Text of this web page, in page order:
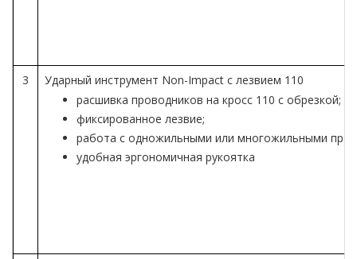
3
Ударный инструмент Non-Impact с лезвием 110
расшивка проводников на кросс 110 с обрезкой;
фиксированное лезвие;
работа с одножильными или многожильными
удобная эргономичная рукоятка